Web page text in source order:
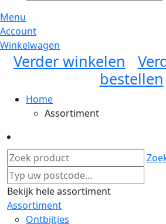
Menu
Account
Winkelwagen
Verder winkelen
bestellen
Home
Assortiment
Bekijk hele assortiment
Assortiment
Ontbijtjes